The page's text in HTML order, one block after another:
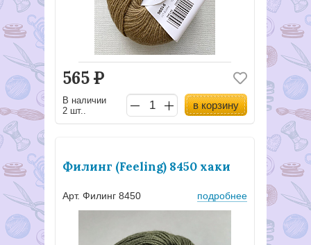
565Р
В наличии
2 шт..
в корзину
Филинг (Feeling) 8450 хаки
Арт. Филинг 8450 подробнее